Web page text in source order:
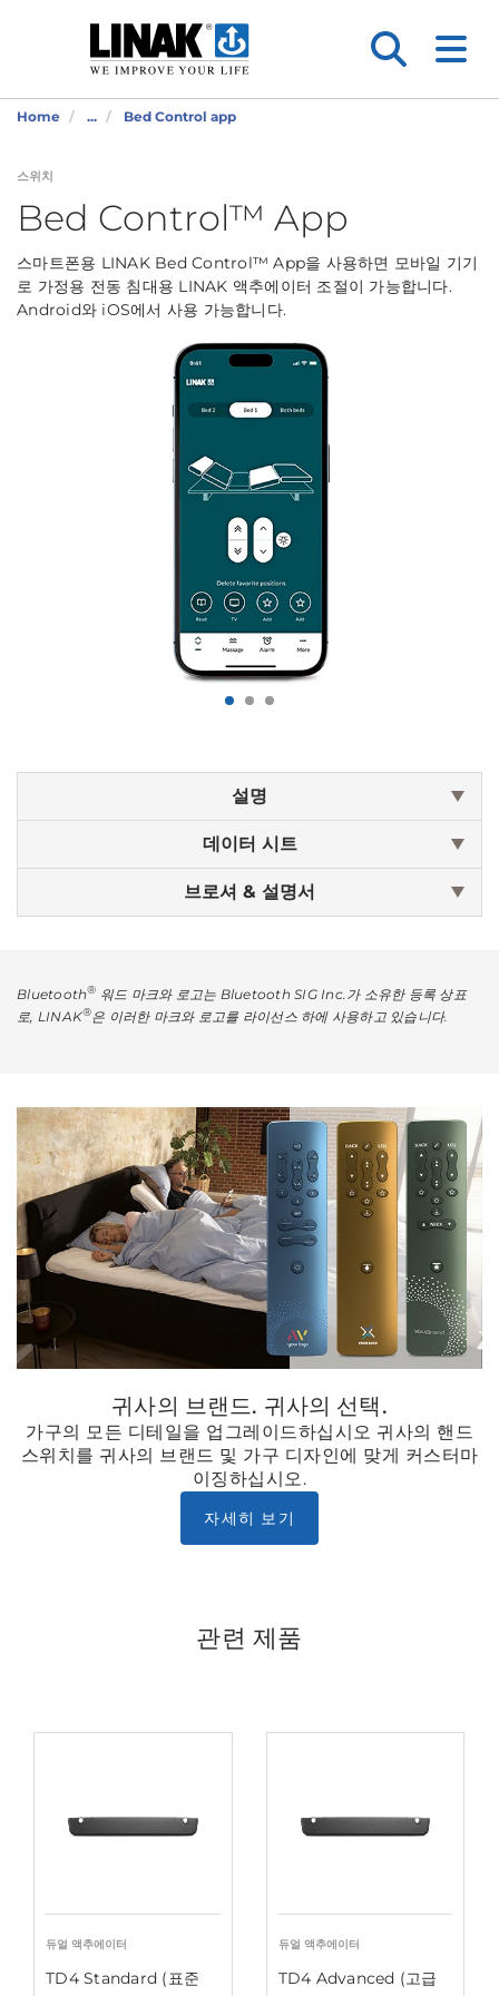
Home ... Bed Control app
스위치
Bed Control™ App
스마트폰용 LINAK Bed Control™ App을 사용하면 모바일 기기
로 가정용 전동 침대용 LINAK 액추에이터 조절이 가능합니다.
Android와 iOS에서 사용 가능합니다.
설명
데이터 시트
브로셔 & 설명서
Bluetooth® 워드 마크와 로고는 Bluetooth SIG Inc.가 소유한 등록 상표
로, LINAK®은 이러한 마크와 로고를 라이선스 하에 사용하고 있습니다.
귀사의 브랜드. 귀사의 선택.
가구의 모든 디테일을 업그레이드하십시오 귀사의 핸드
스위치를 귀사의 브랜드 및 가구 디자인에 맞게 커스터마
이징하십시오.
자세히 보기
관련 제품
듀얼 액추에이터
TD4 Standard (표준
듀얼 액추에이터
TD4 Advanced (고급